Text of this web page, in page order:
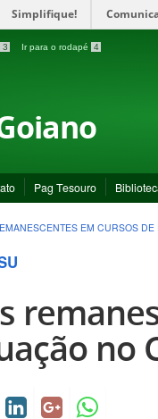
Simplifique!
3 Ir para o rodapé 4
Pag Tesouro
EM CURSOS
no